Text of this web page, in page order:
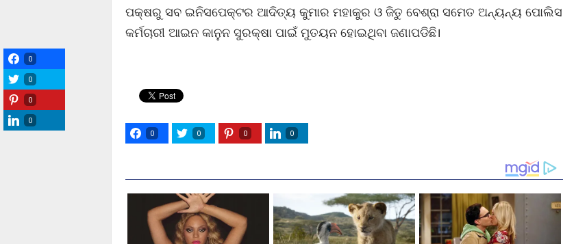
ପକ୍ଷରୁ ସବ ଇନିସପେକ୍ଟର ଆଦିତ୍ୟ କୁମାର ମହାକୁର ଓ ଜିତୁ ବେଶ୍ରା ସମେତ ଅନ୍ୟନ୍ୟ ପୋଲିସ
କର୍ମଚାରୀ ଆଇନ କାନୁନ ସୁରକ୍ଷା ପାଇଁ ମୁତୟନ ହୋଇଥିବା ଜଣାପଡିଛି।
0 0 0 0
0
0
0
0